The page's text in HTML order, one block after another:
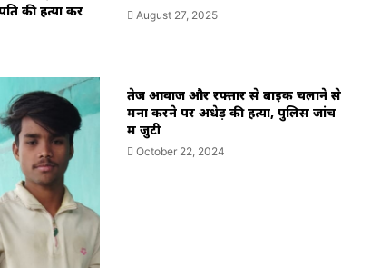
की हत्या कर
August 27, 2025
तेज आवाज और रफ्तार से बाइक चलाने से
मना करने पर अधेड़ की हत्या, पुलिस जांच
में जुटी
October 22, 2024